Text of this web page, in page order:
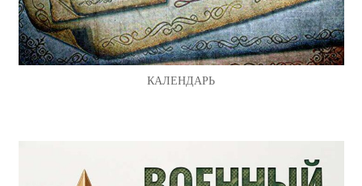
КАЛЕНДАРЬ